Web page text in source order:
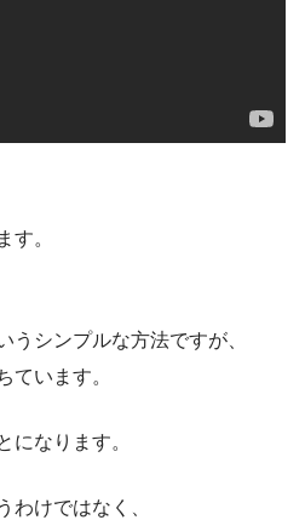
す。
うシンプルな方法ですが、
ています。
になります。
わけではなく、